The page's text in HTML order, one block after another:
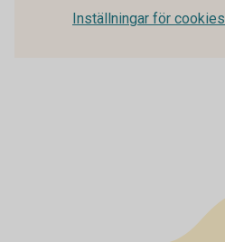
Inställningar för cookies